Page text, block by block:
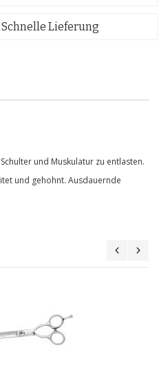
Schnelle Lieferung
und Muskulatur zu entlasten.
und gehohnt. Ausdauernde